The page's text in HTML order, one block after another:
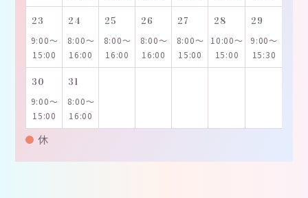
23
9:00～
15:00
24
8:00～
16:00
25
8:00～
16:00
26
8:00～
16:00
27
8:00～
15:00
28
10:00～
15:00
29
9:00～
15:30
30
9:00～
15:00
31
8:00～
16:00
休